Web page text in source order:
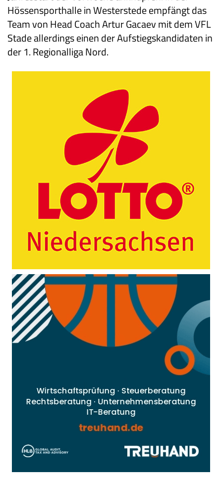
Hössensporthalle in Westerstede empfängt das
Team von Head Coach Artur Gacaev mit dem VFL
Stade allerdings einen der Aufstiegskandidaten in
der 1. Regionalliga Nord.